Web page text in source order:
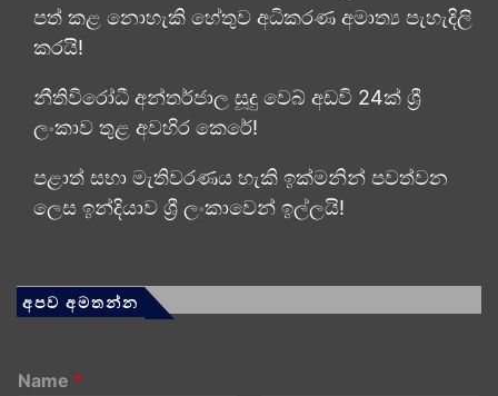
පත් කළ නොහැකි හේතුව අධිකරණ අමාත්‍ය පැහැදිලි
කරයි!
නීතිවිරෝධී අන්තර්ජාල සූදු වෙබ් අඩවි 24ක් ශ්‍රී
ලංකාව තුළ අවහිර කෙරේ!
පළාත් සභා මැතිවරණය හැකි ඉක්මනින් පවත්වන
ලෙස ඉන්දියාව ශ්‍රී ලංකාවෙන් ඉල්ලයි!
අපව අමතන්න
Name *